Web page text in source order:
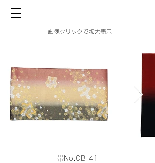
画像クリックで拡大表示
帯No.OB-41